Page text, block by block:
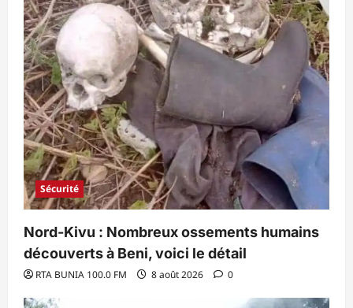
Sécurité
Nord-Kivu : Nombreux ossements humains
découverts à Beni, voici le détail
RTA BUNIA 100.0 FM 8 août 2026 0